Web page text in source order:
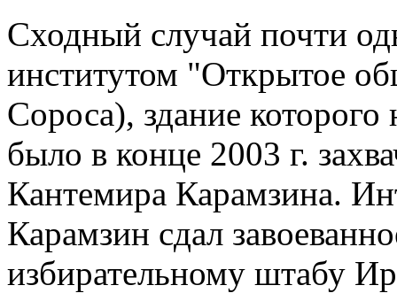
Сходный случай почти
институтом "Открытое
Сороса), здание
было в конце 2003 г.
Кантемира Карамзина.
Карамзин сдал
избирательному штабу